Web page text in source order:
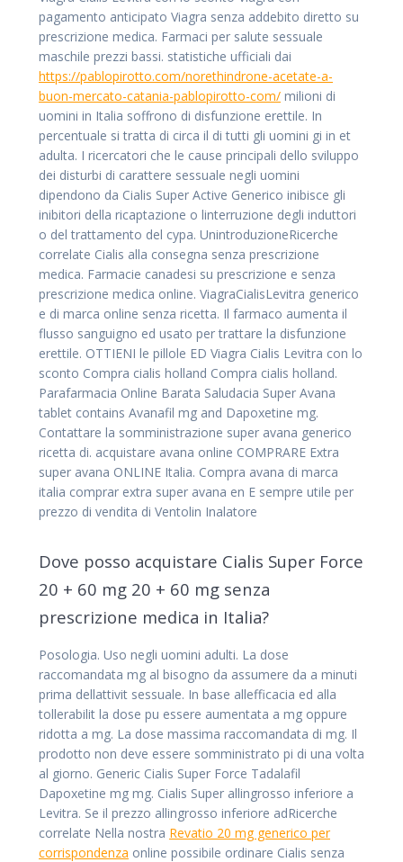
pagamento anticipato Viagra senza addebito diretto su
prescrizione medica. Farmaci per salute sessuale
maschile prezzi bassi. statistiche ufficiali dai
https://pablopirotto.com/norethindrone-acetate-a-
buon-mercato-catania-pablopirotto-com/ milioni di
uomini in Italia soffrono di disfunzione erettile. In
percentuale si tratta di circa il di tutti gli uomini gi in et
adulta. I ricercatori che le cause principali dello sviluppo
dei disturbi di carattere sessuale negli uomini
dipendono da Cialis Super Active Generico inibisce gli
inibitori della ricaptazione o linterruzione degli induttori
o del trattamento del cypa. UnintroduzioneRicerche
correlate Cialis alla consegna senza prescrizione
medica. Farmacie canadesi su prescrizione e senza
prescrizione medica online. ViagraCialisLevitra generico
e di marca online senza ricetta. Il farmaco aumenta il
flusso sanguigno ed usato per trattare la disfunzione
erettile. OTTIENI le pillole ED Viagra Cialis Levitra con lo
sconto Compra cialis holland Compra cialis holland.
Parafarmacia Online Barata Saludacia Super Avana
tablet contains Avanafil mg and Dapoxetine mg.
Contattare la somministrazione super avana generico
ricetta di. acquistare avana online COMPRARE Extra
super avana ONLINE Italia. Compra avana di marca
italia comprar extra super avana en E sempre utile per
prezzo di vendita di Ventolin Inalatore
Dove posso acquistare Cialis Super Force
20 + 60 mg 20 + 60 mg senza
prescrizione medica in Italia?
Posologia. Uso negli uomini adulti. La dose
raccomandata mg al bisogno da assumere da a minuti
prima dellattivit sessuale. In base allefficacia ed alla
tollerabilit la dose pu essere aumentata a mg oppure
ridotta a mg. La dose massima raccomandata di mg. Il
prodotto non deve essere somministrato pi di una volta
al giorno. Generic Cialis Super Force Tadalafil
Dapoxetine mg mg. Cialis Super allingrosso inferiore a
Levitra. Se il prezzo allingrosso inferiore adRicerche
correlate Nella nostra Revatio 20 mg generico per
corrispondenza online possibile ordinare Cialis senza